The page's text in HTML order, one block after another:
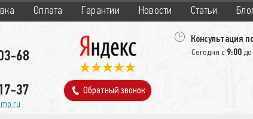
Оплата Гарантии Новости Статьи
68
37 Обратный звонок
Консультация
Сегодня с 9:00до